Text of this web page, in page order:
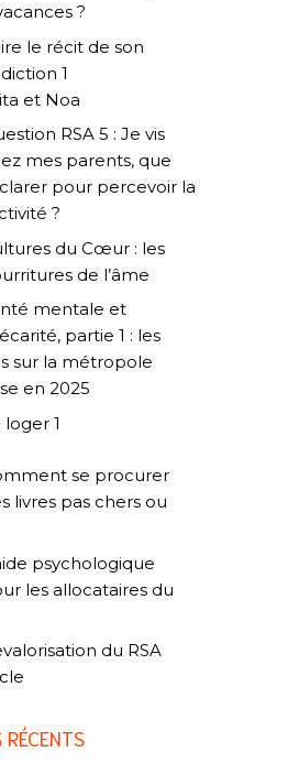
?
le récit de son
1
et Noa
RSA 5 : Je vis
mes parents, que
pour percevoir la
?
du Cœur : les
de l’âme
mentale et
partie 1 : les
sur la métropole
en 2025
loger 1
se procurer
livres pas chers ou
psychologique
les allocataires du
du RSA